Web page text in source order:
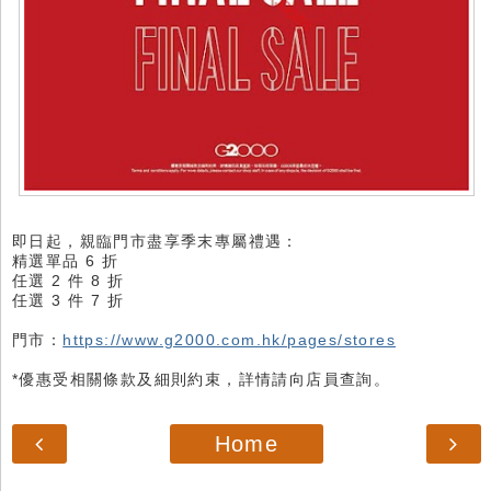
即日起，親臨門市盡享季末專屬禮遇：
精選單品 6 折
任選 2 件 8 折
任選 3 件 7 折
門市： https://www.g2000.com.hk/pages/stores
*優惠受相關條款及細則約束，詳情請向店員查詢。
Home